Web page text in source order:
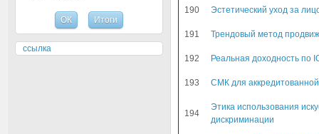
ссылка
190 Эстетический уход за
191 Трендовый метод
192 Реальная доходность по
193 СМК для
194
Этика использования
дискриминации